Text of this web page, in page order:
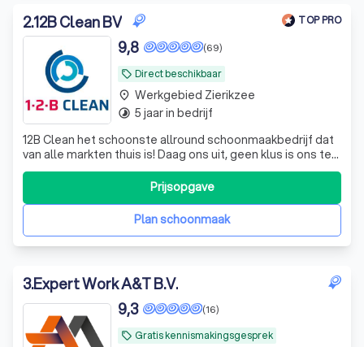
2.12B Clean BV TOP PRO
local_offer Direct beschikbaar
(69)
9,8
12B Clean het schoonste allround schoonmaakbedrijf dat
van alle markten thuis is! Daag ons uit, geen klus is ons te
gek.
Plan schoonmaak
Prijsopgave
place Werkgebied Zierikzee
timelapse 5 jaar in bedrijf
3.Expert Work A&T B.V.
local_offer Gratis kennismakingsgesprek
(16)
9,3